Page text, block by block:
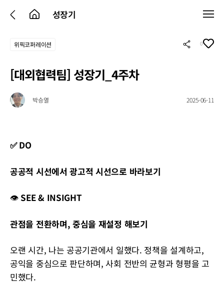
성장기
위픽코퍼레이션 0
[대외협력팀] 성장기_4주차
박승열 2025-06-11
✅ DO
공공적 시선에서 광고적 시선으로 바라보기
👁 SEE& INSIGHT
관점을 전환하며, 중심을 재설정 해보기
오랜 시간, 나는 공공기관에서 일했다. 정책을 설계하고,
공익을 중심으로 판단하며, 사회 전반의 균형과 형평을 고
민했다.